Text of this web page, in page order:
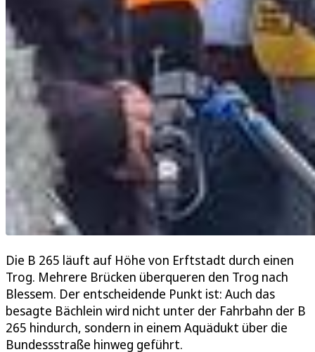
Die B 265 läuft auf Höhe von Erftstadt durch einen
Trog. Mehrere Brücken überqueren den Trog nach
Blessem. Der entscheidende Punkt ist: Auch das
besagte Bächlein wird nicht unter der Fahrbahn der B
265 hindurch, sondern in einem Aquädukt über die
Bundessstraße hinweg geführt.